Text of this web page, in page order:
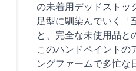
の未着用デッドストッ
足型に馴染んでいく「
と、完全な未使用品と
このハンドペイントの
ングファームで多忙な